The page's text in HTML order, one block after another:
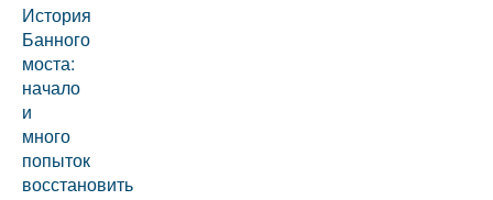
История
Банного
моста:
начало
и
много
попыток
восстановить